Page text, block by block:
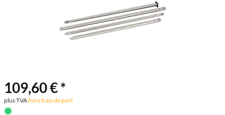
109,60 € *
plus TVAhors frais de port